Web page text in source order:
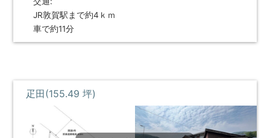
JR敦賀駅まで約4ｋｍ
車で約11分
疋田(155.49 坪)